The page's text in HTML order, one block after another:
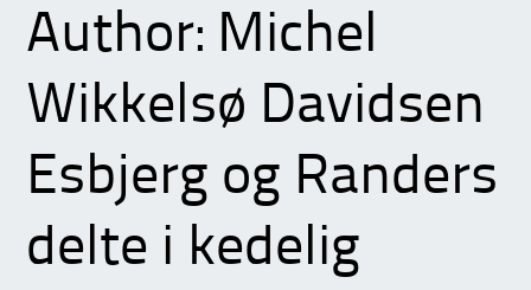
Author: Michel
Wikkelsø Davidsen
Esbjerg og Randers
delte i kedelig